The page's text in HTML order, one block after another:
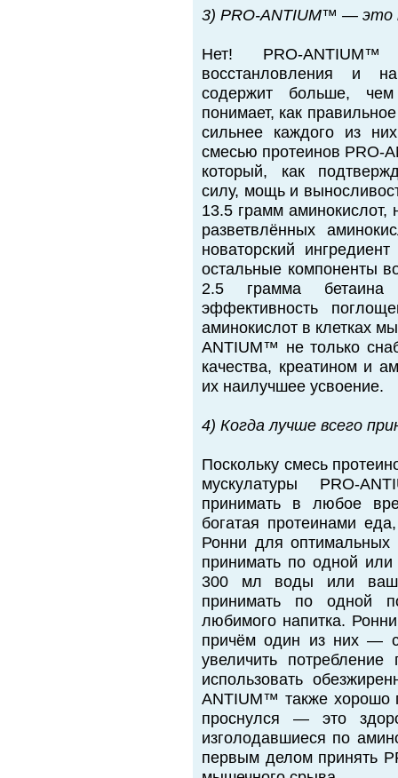
3) PRO-ANTIUM™ — это
Нет! PRO-
восстанловления и
содержит больше,
понимает, как
сильнее каждого из
смесью протеинов PRO-
который, как
силу, мощь и
13.5 грамм аминокислот,
разветвлённых
новаторский
остальные компоненты
2.5 грамма бетаина
эффективность
аминокислот в клетках
ANTIUM™ не только
качества, креатином и
их наилучшее усвоение.
4) Когда лучше всего
Поскольку смесь
мускулатуры PRO-
принимать в любое
богатая протеинами
Ронни для оптимальных
принимать по одной
300 мл воды или
принимать по одной
любимого напитка.
причём один из них —
увеличить
использовать
ANTIUM™ также хорошо
проснулся — это
изголодавшиеся по
первым делом принять